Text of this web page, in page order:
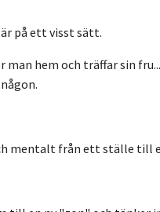
på ett visstsätt.
man hem och träffar sin
mentalt från ett ställe till